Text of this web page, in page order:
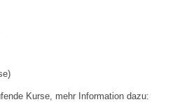
Kurse, mehr Information dazu: